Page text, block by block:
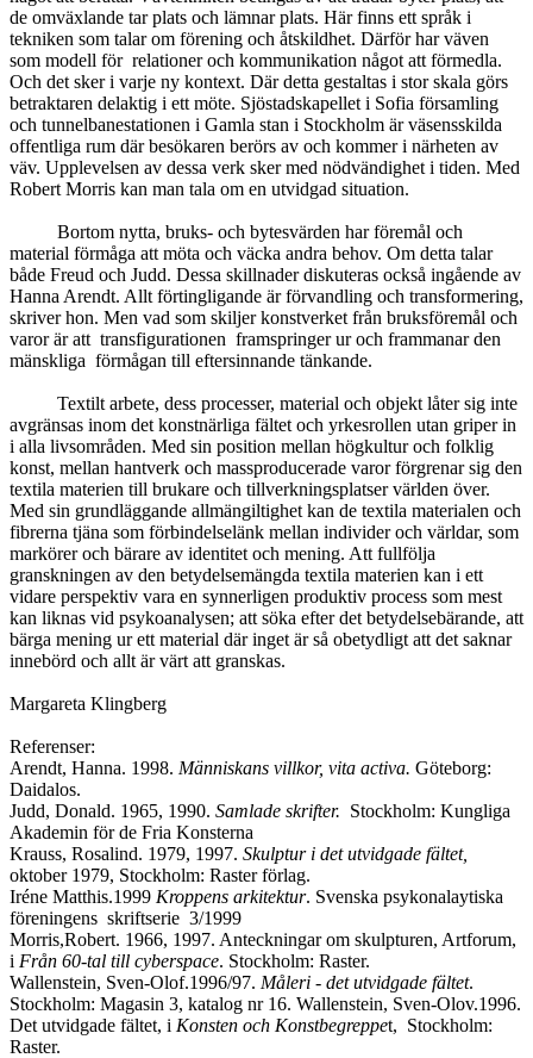
de omväxlande tar plats och lämnar plats. Här finns ett språk i
tekniken som talar om förening och åtskildhet. Därför har väven
som modell för relationer och kommunikation något att förmedla.
Och det sker i varje ny kontext. Där detta gestaltas i stor skala görs
betraktaren delaktig i ett möte. Sjöstadskapellet i Sofia församling
och tunnelbanestationen i Gamla stan i Stockholm är väsensskilda
offentliga rum där besökaren berörs av och kommer i närheten av
väv. Upplevelsen av dessa verk sker med nödvändighet i tiden. Med
Robert Morris kan man tala om en utvidgad situation.
Bortom nytta, bruks- och bytesvärden har föremål och
material förmåga att möta och väcka andra behov. Om detta talar
både Freud och Judd. Dessa skillnader diskuteras också ingående av
Hanna Arendt. Allt förtingligande är förvandling och transformering,
skriver hon. Men vad som skiljer konstverket från bruksföremål och
varor är att transfigurationen framspringer ur och frammanar den
mänskliga förmågan till eftersinnande tänkande.
Textilt arbete, dess processer, material och objekt låter sig inte
avgränsas inom det konstnärliga fältet och yrkesrollen utan griper in
i alla livsområden. Med sin position mellan högkultur och folklig
konst, mellan hantverk och massproducerade varor förgrenar sig den
textila materien till brukare och tillverkningsplatser världen över.
Med sin grundläggande allmängiltighet kan de textila materialen och
fibrerna tjäna som förbindelselänk mellan individer och världar, som
markörer och bärare av identitet och mening. Att fullfölja
granskningen av den betydelsemängda textila materien kan i ett
vidare perspektiv vara en synnerligen produktiv process som mest
kan liknas vid psykoanalysen; att söka efter det betydelsebärande, att
bärga mening ur ett material där inget är så obetydligt att det saknar
innebörd och allt är värt att granskas.
Margareta Klingberg
Referenser:
Arendt, Hanna. 1998. Människans villkor, vita activa. Göteborg:
Daidalos.
Judd, Donald. 1965, 1990. Samlade skrifter. Stockholm: Kungliga
Akademin för de Fria Konsterna
Krauss, Rosalind. 1979, 1997. Skulptur i det utvidgade fältet,
oktober 1979, Stockholm: Raster förlag.
Iréne Matthis.1999 Kroppens arkitektur. Svenska psykonalaytiska
föreningens skriftserie 3/1999
Morris,Robert. 1966, 1997. Anteckningar om skulpturen, Artforum,
i Från 60-tal till cyberspace. Stockholm: Raster.
Wallenstein, Sven-Olof.1996/97. Måleri - det utvidgade fältet.
Stockholm: Magasin 3, katalog nr 16. Wallenstein, Sven-Olov.1996.
Det utvidgade fältet, i Konsten och Konstbegreppet, Stockholm:
Raster.